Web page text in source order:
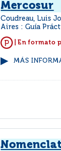
Mercosur
Coudreau, Luis
Aires : Guía
| En formato
MÁS